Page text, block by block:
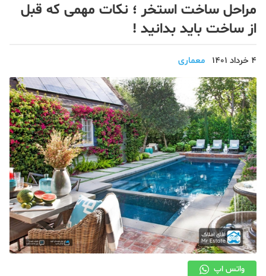
تحلیل مسکن
دکوراسیون
صنعت ساختمان
محله گردی
معماری
ملکی
همایش و نمایشگاه
مراحل ساخت استخر ؛ نکات مهمی که قبل
از ساخت باید بدانید !
4 خرداد 1401 معماری
واتس اپ